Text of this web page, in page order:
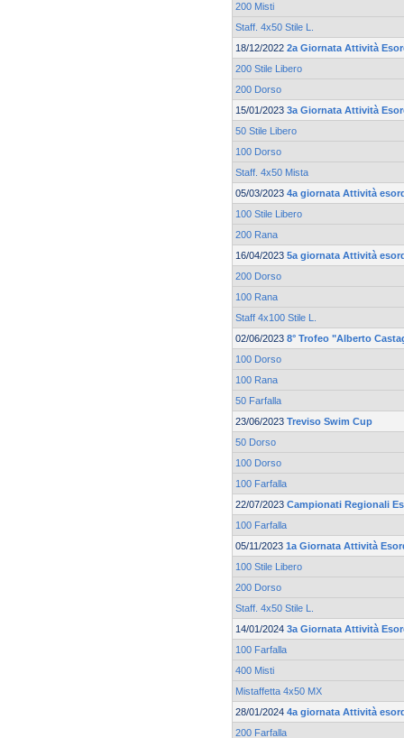
200 Misti
Staff. 4x50 Stile L.
18/12/2022 2a Giornata Attività
200 Stile Libero
200 Dorso
15/01/2023 3a Giornata Attività
50 Stile Libero
100 Dorso
Staff. 4x50 Mista
05/03/2023 4a giornata Attività
100 Stile Libero
200 Rana
16/04/2023 5a giornata Attività
200 Dorso
100 Rana
Staff 4x100 Stile L.
02/06/2023 8° Trofeo "Alberto
100 Dorso
100 Rana
50 Farfalla
23/06/2023 Treviso Swim Cup
50 Dorso
100 Dorso
100 Farfalla
22/07/2023 Campionati Regionali
100 Farfalla
05/11/2023 1a Giornata Attività
100 Stile Libero
200 Dorso
Staff. 4x50 Stile L.
14/01/2024 3a Giornata Attività
100 Farfalla
400 Misti
Mistaffetta 4x50 MX
28/01/2024 4a giornata Attività
200 Farfalla